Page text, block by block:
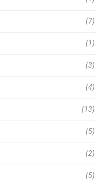
(7)
(1)
(3)
(4)
(13)
(5)
(2)
(5)